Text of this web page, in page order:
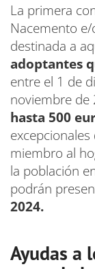
La primera
Nacemento
destinada a
adoptantes
entre el 1 de
noviembre de
hasta 500
miembro al
la población
podrán
2024.
Ayudas a